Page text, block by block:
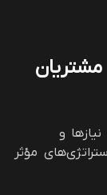
و
مؤثر